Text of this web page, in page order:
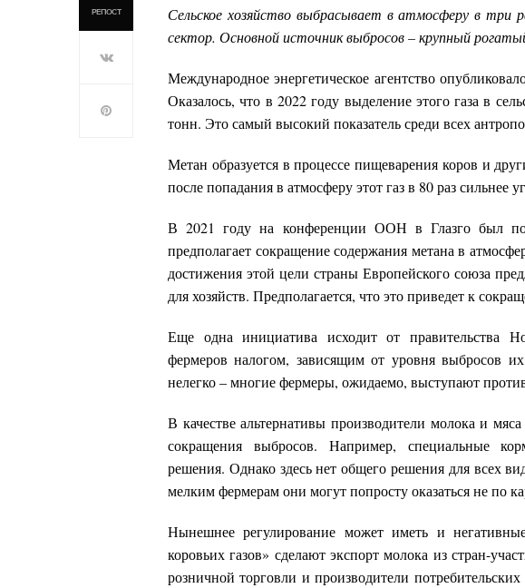
РЕПОСТ
Сельское хозяйство выбрасывает в атмосферу в три
сектор. Основной источник выбросов – крупный
Международное энергетическое агентство
Оказалось, что в 2022 году выделение этого газа в
тонн. Это самый высокий показатель среди всех
Метан образуется в процессе пищеварения коров и
после попадания в атмосферу этот газ в 80 раз сильнее
В 2021 году на конференции ООН в Глазго был
предполагает сокращение содержания метана в
достижения этой цели страны Европейского союза
для хозяйств. Предполагается, что это приведет к
Еще одна инициатива исходит от правительства
фермеров налогом, зависящим от уровня выбросов
нелегко – многие фермеры, ожидаемо, выступают
В качестве альтернативы производители молока и
сокращения выбросов. Например, специальные
решения. Однако здесь нет общего решения для всех
мелким фермерам они могут попросту оказаться не по
Нынешнее регулирование может иметь и
коровьих газов» сделают экспорт молока из стран-
розничной торговли и производители